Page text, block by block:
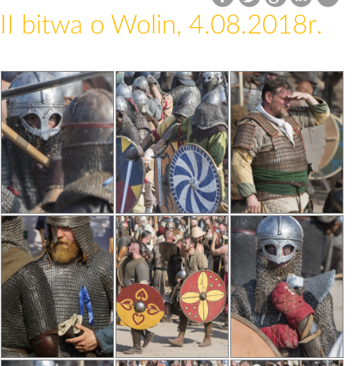
II bitwa o Wolin, 4.08.2018r.
II bitwa o Wolin, 4.08.2018r.